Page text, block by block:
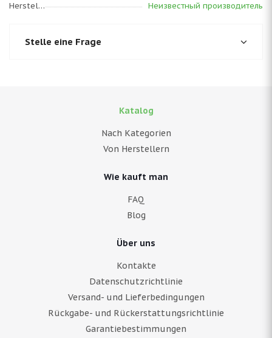
Hersteller Неизвестный производитель
Stelle eine Frage
Katalog
Nach Kategorien
Von Herstellern
Wie kauft man
FAQ
Blog
Über uns
Kontakte
Datenschutzrichtlinie
Versand- und Lieferbedingungen
Rückgabe- und Rückerstattungsrichtlinie
Garantiebestimmungen